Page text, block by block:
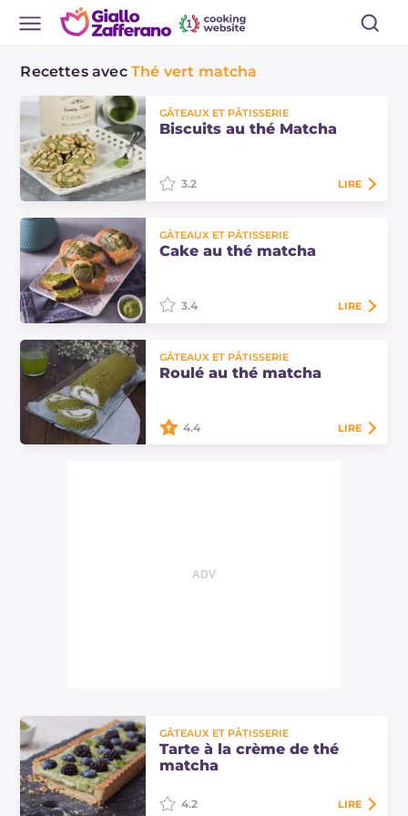
Recettes avec Thé vert matcha
GÂTEAUX ET PÂTISSERIE
Biscuits au thé Matcha
de dégager le parfum typique,
gardent une belle couleur verte
3.2 LIRE
GÂTEAUX ET PÂTISSERIE
Cake au thé matcha
gâteau moelleux marbré au thé
vert matcha. Réalisé en portions
3.4 LIRE
GÂTEAUX ET PÂTISSERIE
Roulé au thé matcha
4.4 LIRE
GÂTEAUX ET PÂTISSERIE
Tarte à la crème de thé
matcha
4.2 LIRE